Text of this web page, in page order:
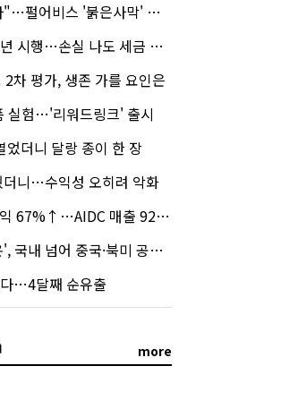
비스 '붉은사막' 최고 게임상
행…손실 나도 세금 낸다고?
차 평가, 생존 가를 요인은
실험…'리워드링크' 출시
더니 달랑 종이 한 장
더니…수익성 오히려 악화
매출 92% 급증
넘어 중국·북미 공략 나선다
…4달째 순유출
more